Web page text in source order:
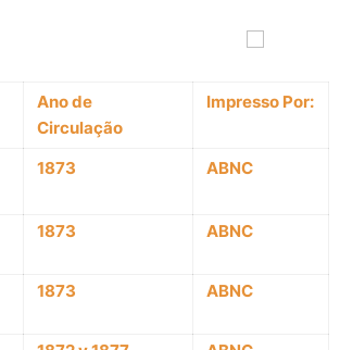
Ano de
Circulação
Impresso Por:
1873 ABNC
1873 ABNC
1873 ABNC